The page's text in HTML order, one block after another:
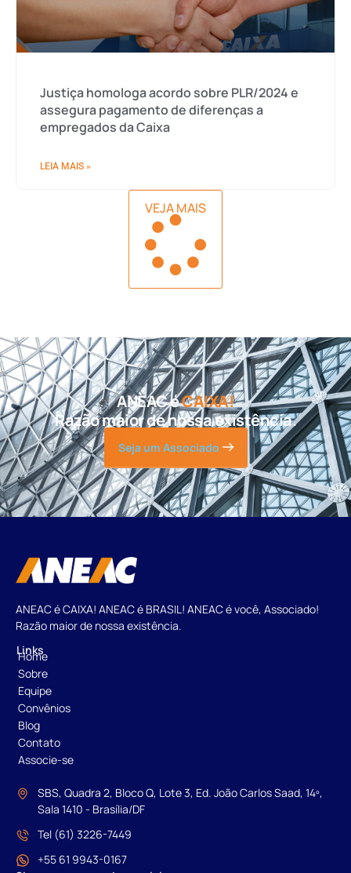
Justiça homologa acordo sobre PLR/2024 e
assegura pagamento de diferenças a
empregados da Caixa
LEIA MAIS »
VEJA MAIS
ANEAC éCAIXA!
Razão maior de nossa existência.
Seja um Associado
ANEAC é CAIXA! ANEAC é BRASIL! ANEAC é você, Associado!
Razão maior de nossa existência.
Links
Home
Sobre
Equipe
Convênios
Blog
Contato
Associe-se
SBS, Quadra 2, Bloco Q, Lote 3, Ed. João Carlos Saad, 14º,
Sala 1410 - Brasília/DF
Tel (61) 3226-7449
+55 61 9943-0167